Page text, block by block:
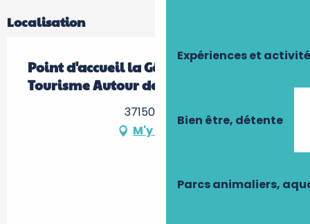
Expériences et
Bien être, détente
Parcs animaliers,
Localisation
Point d'accueil la Gâtine - Office de
Tourisme Autour de Chenonceaux
37150 Bléré
M'y rendre